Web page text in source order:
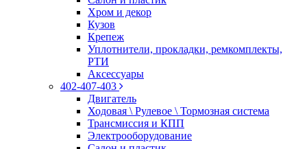
Хром и декор
Кузов
Крепеж
Уплотнители, прокладки, ремкомплекты,
РТИ
Аксессуары
402-407-403
Двигатель
Ходовая \ Рулевое \ Тормозная система
Трансмиссия и КПП
Электрооборудование